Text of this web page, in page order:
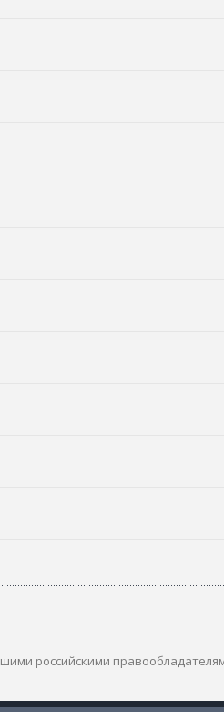
российскими